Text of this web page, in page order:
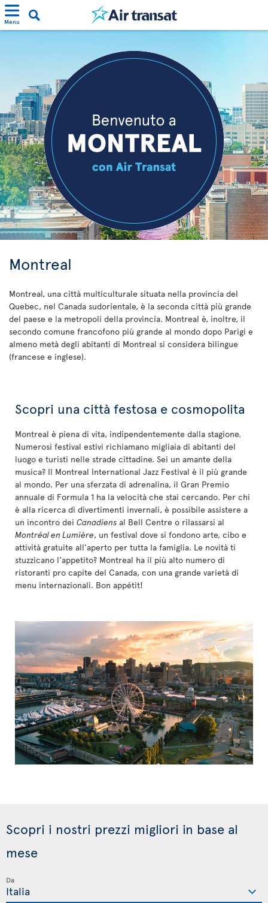
Menu
Montreal
Montreal, una città multiculturale situata nella provincia del
Quebec, nel Canada sudorientale, è la seconda città più grande
del paese e la metropoli della provincia. Montreal è, inoltre, il
secondo comune francofono più grande al mondo dopo Parigi e
almeno metà degli abitanti di Montreal si considera bilingue
(francese e inglese).
Scopri una città festosa e cosmopolita
Montreal è piena di vita, indipendentemente dalla stagione.
Numerosi festival estivi richiamano migliaia di abitanti del
luogo e turisti nelle strade cittadine. Sei un amante della
musica? Il Montreal International Jazz Festival è il più grande
al mondo. Per una sferzata di adrenalina, il Gran Premio
annuale di Formula 1 ha la velocità che stai cercando. Per chi
è alla ricerca di divertimenti invernali, è possibile assistere a
un incontro dei Canadiens al Bell Centre o rilassarsi al
Montréal en Lumière, un festival dove si fondono arte, cibo e
attività gratuite all'aperto per tutta la famiglia. Le novità ti
stuzzicano l'appetito? Montreal ha il più alto numero di
ristoranti pro capite del Canada, con una grande varietà di
menu internazionali. Bon appétit!
Scopri i nostri prezzi migliori in base al
mese
Da